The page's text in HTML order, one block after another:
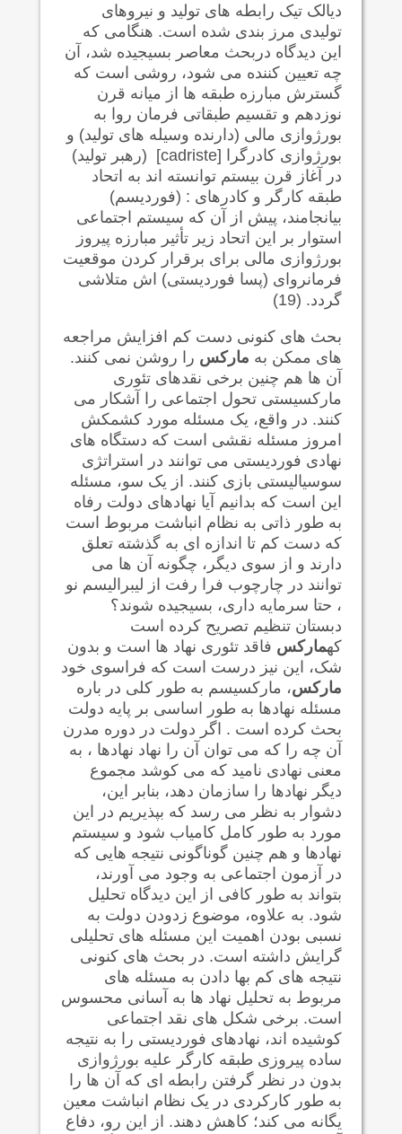
دیالک تیک رابطه های تولید و نیروهای
تولیدی مرز بندی شده است. هنگامی که
این دیدگاه دربحث معاصر بسیجیده شد، آن
چه تعیین کننده می شود، روشی است که
گسترش مبارزه طبقه ها از میانه قرن
نوزدهم و تقسیم طبقاتی فرمان روا به
بورژوازی مالی (دارنده وسیله های تولید) و
بورژوازی کادرگرا [cadriste] (رهبر تولید)
در آغاز قرن بیستم توانسته اند به اتحاد
طبقه کارگر و کادرهای : (فوردیسم)
بیانجامند، پیش از آن که سیستم اجتماعی
استوار بر این اتحاد زیر تأثیر مبارزه پیروز
بورژوازی مالی برای برقرار کردن موقعیت
فرمانروای (پسا فوردیستی) اش متلاشی
گردد. (19)
بحث های کنونی دست کم افزایش مراجعه
های ممکن به مارکس را روشن نمی کنند.
آن ها هم چنین برخی نقدهای تئوری
مارکسیستی تحول اجتماعی را آشکار می
کنند. در واقع، یک مسئله مورد کشمکش
امروز مسئله نقشی است که دستگاه های
نهادی فوردیستی می توانند در استراتژی
سوسیالیستی بازی کنند. از یک سو، مسئله
این است که بدانیم آیا نهادهای دولت رفاه
به طور ذاتی به نظام انباشت مربوط است
که دست کم تا اندازه ای به گذشته تعلق
دارند و از سوی دیگر، چگونه آن ها می
توانند در چارچوب فرا رفت از لیبرالیسم نو
، حتا سرمایه داری، بسیجیده شوند؟
دبستان تنظیم تصریح کرده است
کهمارکس فاقد تئوری نهاد ها است و بدون
شک، این نیز درست است که فراسوی خود
مارکس، مارکسیسم به طور کلی در باره
مسئله نهادها به طور اساسی بر پایه دولت
بحث کرده است . اگر دولت در دوره مدرن
آن چه را که می توان آن را نهاد نهادها ، به
معنی نهادی نامید که می کوشد مجموع
دیگر نهادها را سازمان دهد، بنابر این،
دشوار به نظر می رسد که بپذیریم در این
مورد به طور کامل کامیاب شود و سیستم
نهادها و هم چنین گوناگونی نتیجه هایی که
در آزمون اجتماعی به وجود می آورند،
بتواند به طور کافی از این دیدگاه تحلیل
شود. به علاوه، موضوع زدودن دولت به
نسبی بودن اهمیت این مسئله های تحلیلی
گرایش داشته است. در بحث های کنونی
نتیجه های کم بها دادن به مسئله های
مربوط به تحلیل نهاد ها به آسانی محسوس
است. برخی شکل های نقد اجتماعی
کوشیده اند، نهادهای فوردیستی را به نتیجه
ساده پیروزی طبقه کارگر علیه بورژوازی
بدون در نظر گرفتن رابطه ای که آن ها را
به طور کارکردی در یک نظام انباشت معین
یگانه می کند؛ کاهش دهند. از این رو، دفاع